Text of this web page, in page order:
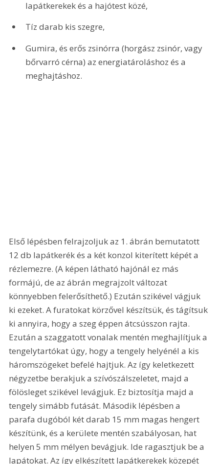
lapátkerekek és a hajótest közé,
Tíz darab kis szegre,
Gumira, és erős zsinórra (horgász zsinór, vagy
bőrvarró cérna) az energiatároláshoz és a
meghajtáshoz.
Első lépésben felrajzoljuk az 1. ábrán bemutatott
12 db lapátkerék és a két konzol kiterített képét a
rézlemezre. (A képen látható hajónál ez más
formájú, de az ábrán megrajzolt változat
könnyebben felerősíthető.) Ezután szikével vágjuk
ki ezeket. A furatokat körzővel készítsük, és tágítsuk
ki annyira, hogy a szeg éppen átcsússzon rajta.
Ezután a szaggatott vonalak mentén meghajlítjuk a
tengelytartókat úgy, hogy a tengely helyénél a kis
háromszögeket befelé hajtjuk. Az így keletkezett
négyzetbe berakjuk a szívószálszeletet, majd a
fölösleget szikével levágjuk. Ez biztosítja majd a
tengely simább futását. Második lépésben a
parafa dugóból két darab 15 mm magas hengert
készítünk, és a kerülete mentén szabályosan, hat
helyen 5 mm mélyen bevágjuk. Ide ragasztjuk be a
lapátokat. Az így elkészített lapátkerekek közepét